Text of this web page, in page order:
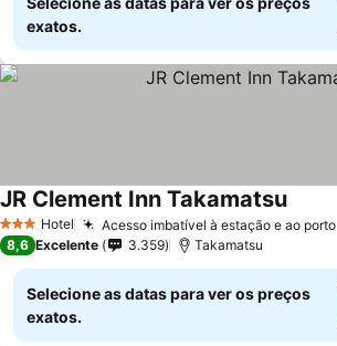
exatos.
3 EstrelasHotel Acesso imbatível à estação e ao porto
JR Clement Inn Takamatsu
8,6 Excelente 3.359 Takamatsu
Selecione as datas para ver os preços
exatos.